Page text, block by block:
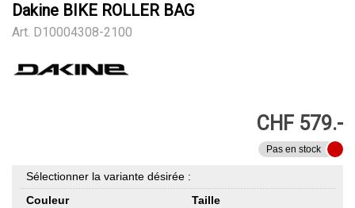
Dakine BIKE ROLLER BAG
Art. D10004308-2100
CHF 579.-
Pas en stock
Sélectionner la variante désirée :
Couleur
Taille